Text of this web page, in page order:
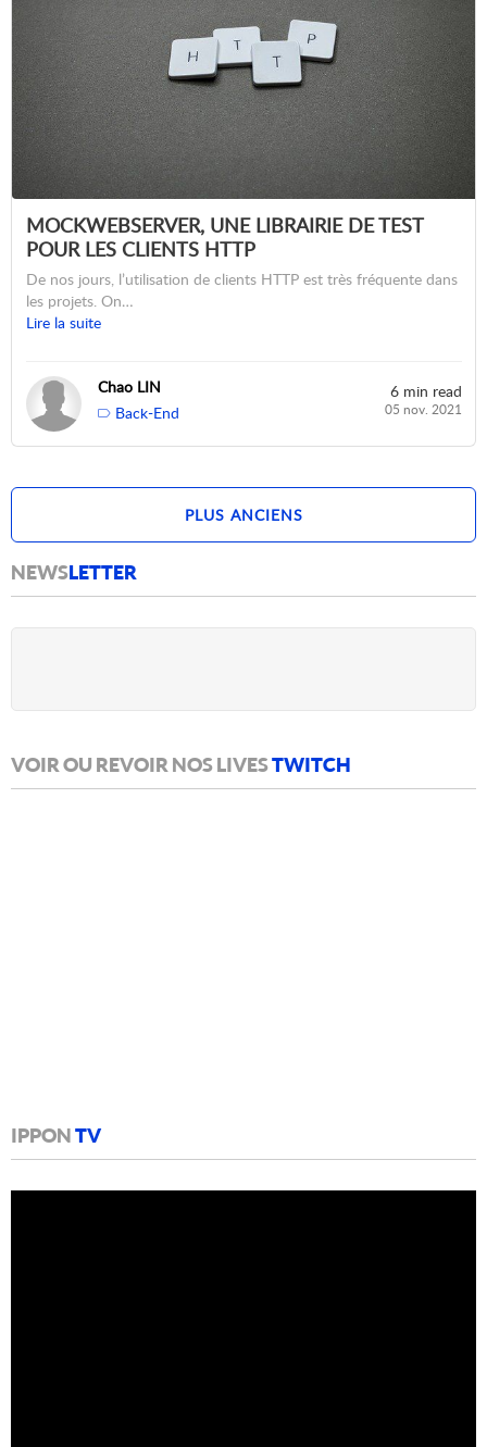
MOCKWEBSERVER, UNE LIBRAIRIE DE TEST
POUR LES CLIENTS HTTP
De nos jours, l’utilisation de clients HTTP est très fréquente dans
les projets. On…
Lire la suite
Chao LIN
Back-End
6 min read
05 nov. 2021
PLUS ANCIENS
NEWSLETTER
VOIR OU REVOIR NOS LIVESTWITCH
IPPONTV